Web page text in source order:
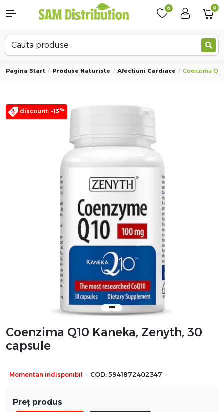
0 0
Pagina Start Produse Naturiste Afectiuni Cardiace Coenzima
discount: -13%
Coenzima Q10 Kaneka, Zenyth, 30
capsule
Momentan indisponibil · COD: 5941872402347 ·
Preț produs